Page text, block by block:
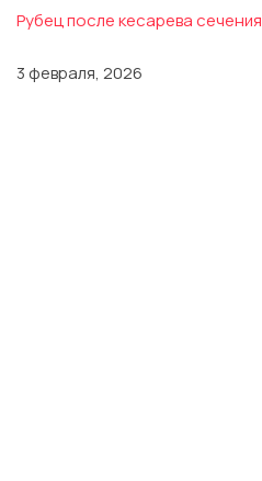
Рубец после кесарева сечения
3 февраля, 2026